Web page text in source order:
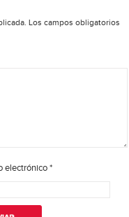
Los campos obligatorios
electrónico*